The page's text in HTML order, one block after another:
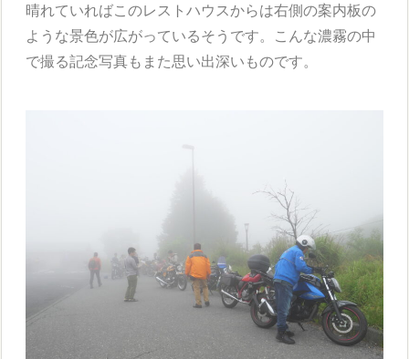
晴れていればこのレストハウスからは右側の案内板の
ような景色が広がっているそうです。こんな濃霧の中
で撮る記念写真もまた思い出深いものです。